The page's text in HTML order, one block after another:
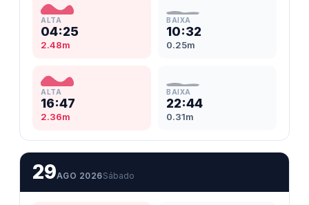
ALTA
04:25
2.48m
BAIXA
10:32
0.25m
ALTA
16:47
2.36m
BAIXA
22:44
0.31m
29AGO 2026Sábado